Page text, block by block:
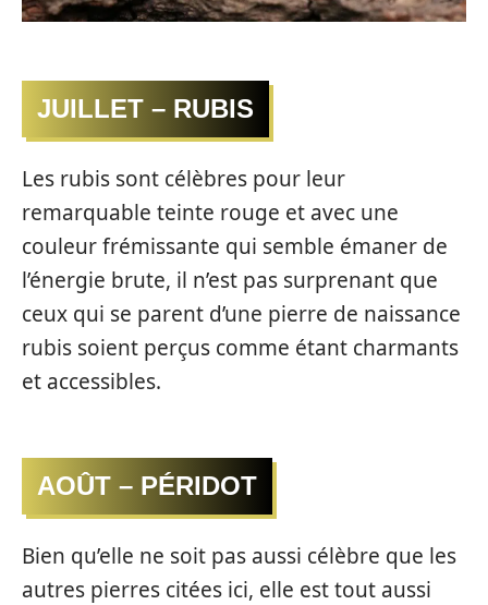
JUILLET – RUBIS
Les rubis sont célèbres pour leur
remarquable teinte rouge et avec une
couleur frémissante qui semble émaner de
l’énergie brute, il n’est pas surprenant que
ceux qui se parent d’une pierre de naissance
rubis soient perçus comme étant charmants
et accessibles.
AOÛT – PÉRIDOT
Bien qu’elle ne soit pas aussi célèbre que les
autres pierres citées ici, elle est tout aussi